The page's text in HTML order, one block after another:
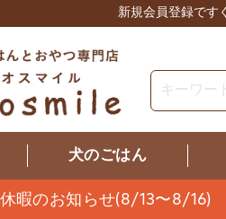
新規会員登録です
犬のごはん
暇のお知らせ(8/13〜8/16)